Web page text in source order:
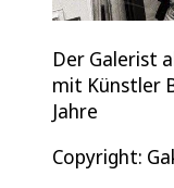
Der Galerist
mit Künstler
Jahre
Copyright: